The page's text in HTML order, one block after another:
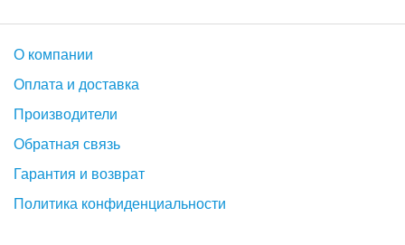
О компании
Оплата и доставка
Производители
Обратная связь
Гарантия и возврат
Политика конфиденциальности